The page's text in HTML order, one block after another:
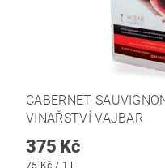
CABERNET
VINAŘSTVÍ VAJBAR
375 Kč
75 Kč / 1 l